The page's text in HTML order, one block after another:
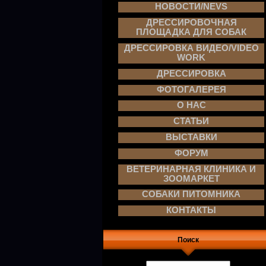
НОВОСТИ/NEVS
ДРЕССИРОВОЧНАЯ
ПЛОЩАДКА ДЛЯ СОБАК
ДРЕССИРОВКА ВИДЕО/VIDEO
WORK
ДРЕССИРОВКА
ФОТОГАЛЕРЕЯ
О НАС
СТАТЬИ
ВЫСТАВКИ
ФОРУМ
ВЕТЕРИНАРНАЯ КЛИНИКА И
ЗООМАРКЕТ
СОБАКИ ПИТОМНИКА
КОНТАКТЫ
Поиск